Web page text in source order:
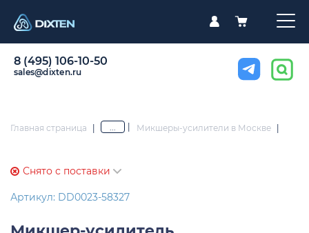
8 (495) 106-10-50
sales@dixten.ru
Главная страница | ... Микшеры-усилители в Москве |
Снято с поставки
Артикул: DD0023-58327